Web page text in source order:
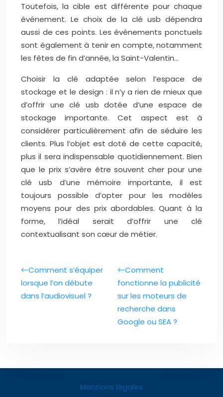
Toutefois, la cible est différente pour chaque
événement. Le choix de la clé usb dépendra
aussi de ces points. Les événements ponctuels
sont également à tenir en compte, notamment
les fêtes de fin d’année, la Saint-Valentin…
Choisir la clé adaptée selon l’espace de
stockage et le design : il n’y a rien de mieux que
d’offrir une clé usb dotée d’une espace de
stockage importante. Cet aspect est à
considérer particulièrement afin de séduire les
clients. Plus l’objet est doté de cette capacité,
plus il sera indispensable quotidiennement. Bien
que le prix s’avère être souvent cher pour une
clé usb d’une mémoire importante, il est
toujours possible d’opter pour les modèles
moyens pour des prix abordables. Quant à la
forme, l’idéal serait d’offrir une clé
contextualisant son cœur de métier.
Comment s’équiper
lorsque l’on débute
dans l’audiovisuel ?
Comment
fonctionne la publicité
sur les moteurs de
recherche dans
Google ou SEA ?
Mentions légales